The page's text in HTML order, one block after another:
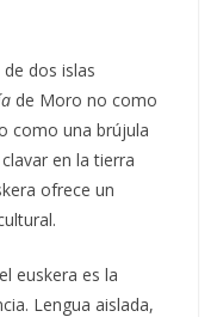
dos islas
de Moro no como
como una brújula
en la tierra
ofrece un
euskera es la
Lengua aislada,